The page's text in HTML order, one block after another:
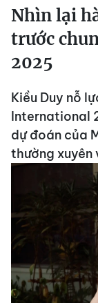
Nhìn lại
trước
2025
Kiều Duy nỗ
International
dự đoán của
thường xuyên